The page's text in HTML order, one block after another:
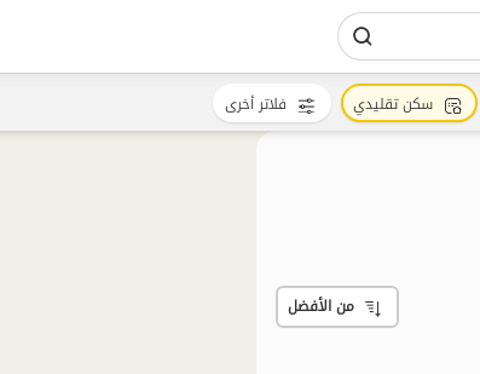
من الأفضل
سكن تقليدي فلاتر أخرى